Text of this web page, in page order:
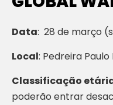
Data: 28 de março
Local: Pedreira Paulo
Classificação
poderão entrar